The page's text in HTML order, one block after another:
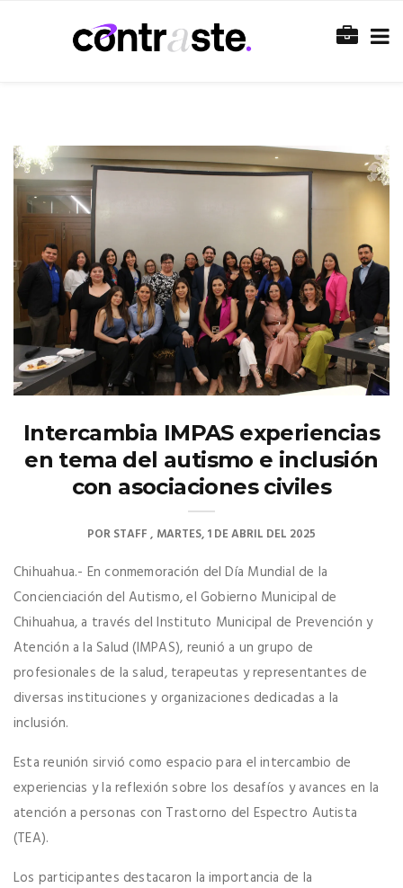
Intercambia IMPAS experiencias
en tema del autismo e inclusión
con asociaciones civiles
PORSTAFF MARTES, 1 DE ABRIL DEL 2025
Chihuahua.- En conmemoración del Día Mundial de la
Concienciación del Autismo, el Gobierno Municipal de
Chihuahua, a través del Instituto Municipal de Prevención y
Atención a la Salud (IMPAS), reunió a un grupo de
profesionales de la salud, terapeutas y representantes de
diversas instituciones y organizaciones dedicadas a la
inclusión.
Esta reunión sirvió como espacio para el intercambio de
experiencias y la reflexión sobre los desafíos y avances en la
atención a personas con Trastorno del Espectro Autista
(TEA).
Los participantes destacaron la importancia de la